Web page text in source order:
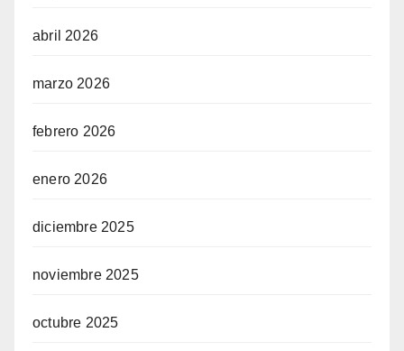
abril 2026
marzo 2026
febrero 2026
enero 2026
diciembre 2025
noviembre 2025
octubre 2025